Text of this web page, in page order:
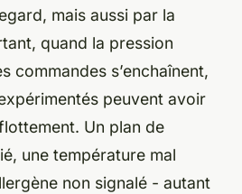
mais aussi par la
quand la pression
commandes s’enchaînent,
peuvent avoir
Un plan de
une température mal
non signalé - autant